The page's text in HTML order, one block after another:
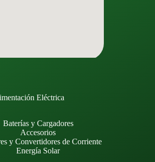
Eléctrica
Baterías y Cargadores
Accesorios
y Convertidores de Corriente
Energía Solar